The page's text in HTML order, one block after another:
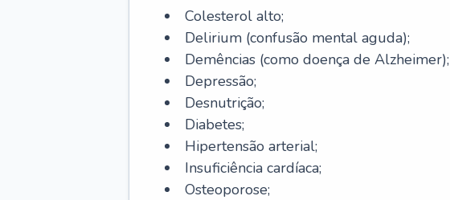
Colesterol alto;
Delirium (confusão mental aguda);
Demências (como doença de Alzheimer);
Depressão;
Desnutrição;
Diabetes;
Hipertensão arterial;
Insuficiência cardíaca;
Osteoporose;